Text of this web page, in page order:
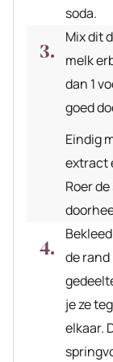
soda.
Mix dit
melk
dan 1
goed
Eindig
extract
Roer
de
je ze
elkaar.